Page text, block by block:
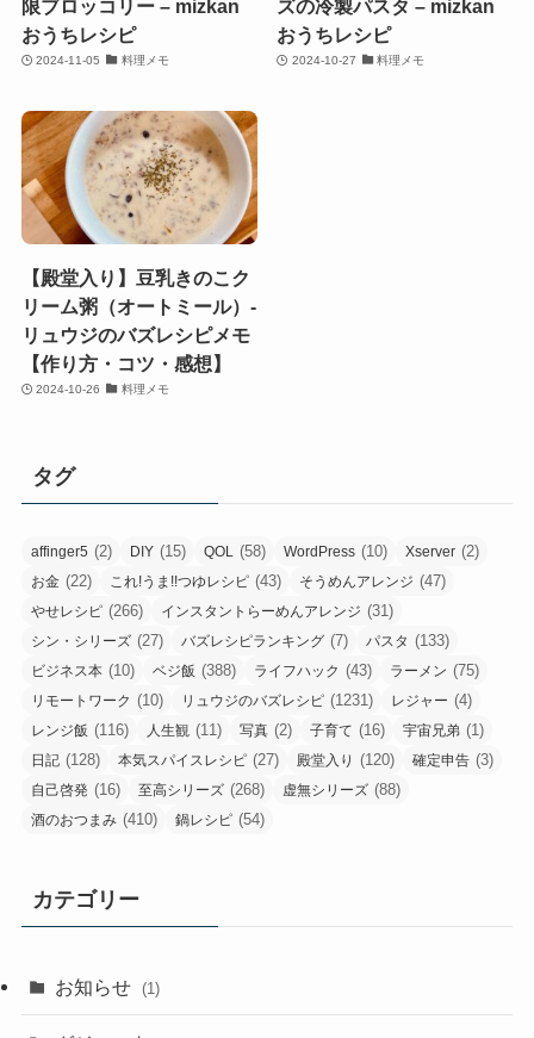
限ブロッコリー – mizkan
おうちレシピ
2024-11-05 料理メモ
ズの冷製パスタ – mizkan
おうちレシピ
2024-10-27 料理メモ
【殿堂入り】豆乳きのこク
リーム粥（オートミール）-
リュウジのバズレシピメモ
【作り方・コツ・感想】
2024-10-26 料理メモ
タグ
affinger5 (2) DIY (15) QOL (58) WordPress (10) Xserver (2)
お金 (22) これ!うま!!つゆレシピ (43) そうめんアレンジ (47)
やせレシピ (266) インスタントらーめんアレンジ (31)
シン・シリーズ (27) バズレシピランキング (7) パスタ (133)
ビジネス本 (10) ベジ飯 (388) ライフハック (43) ラーメン (75)
リモートワーク (10) リュウジのバズレシピ (1231) レジャー (4)
レンジ飯 (116) 人生観 (11) 写真 (2) 子育て (16) 宇宙兄弟 (1)
日記 (128) 本気スパイスレシピ (27) 殿堂入り (120) 確定申告 (3)
自己啓発 (16) 至高シリーズ (268) 虚無シリーズ (88)
酒のおつまみ (410) 鍋レシピ (54)
カテゴリー
お知らせ (1)